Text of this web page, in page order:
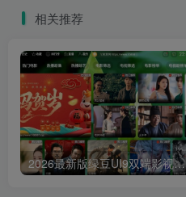
相关推荐
2026最新版绿豆UI9双端影视APP源码